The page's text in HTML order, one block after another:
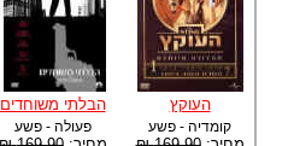
העוקץ
קומדיה - פשע
הבלתי משוחדים
פעולה - פשע